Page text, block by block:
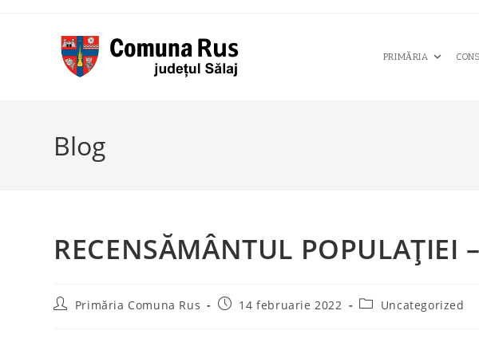
PRIMĂRIA
Blog
RECENSĂMÂNTUL POPULAȚIEI
PostPrimăria Comuna Rus
Post14 februarie 2022
PostUncategorized